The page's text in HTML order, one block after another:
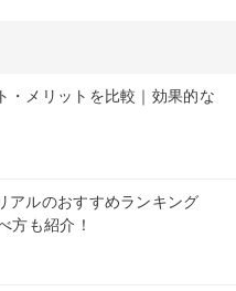
・メリットを比較｜効果的な
アルのおすすめランキング
方も紹介！